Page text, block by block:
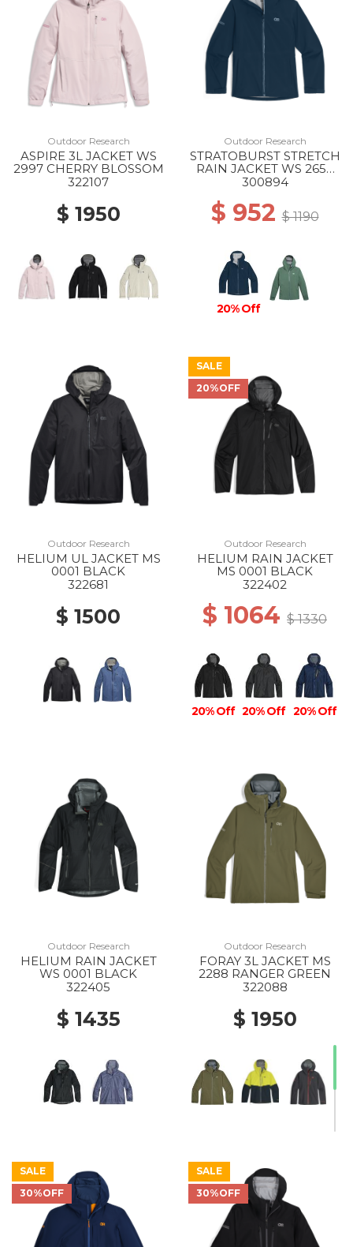
Outdoor Research
ASPIRE 3L JACKET WS
2997 CHERRY BLOSSOM
322107
$ 1950
Outdoor Research
STRATOBURST STRETCH
RAIN JACKET WS 2650
CENOTE
300894
$ 952$ 1190
20% Off
Outdoor Research
HELIUM UL JACKET MS
0001 BLACK
322681
$ 1500
SALE
20%OFF
Outdoor Research
HELIUM RAIN JACKET
MS 0001 BLACK
322402
$ 1064 $ 1330
20% Off 20% Off 20% Off
Outdoor Research
HELIUM RAIN JACKET
WS 0001 BLACK
322405
$ 1435
Outdoor Research
FORAY 3L JACKET MS
2288 RANGER GREEN
322088
$ 1950
SALE
30%OFF
SALE
30%OFF